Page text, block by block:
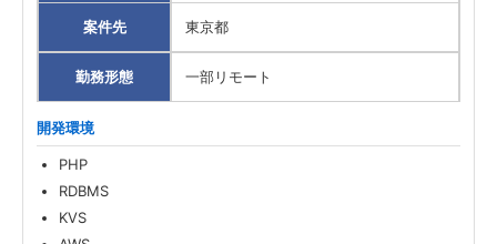
案件先 東京都
勤務形態 一部リモート
開発環境
PHP
RDBMS
KVS